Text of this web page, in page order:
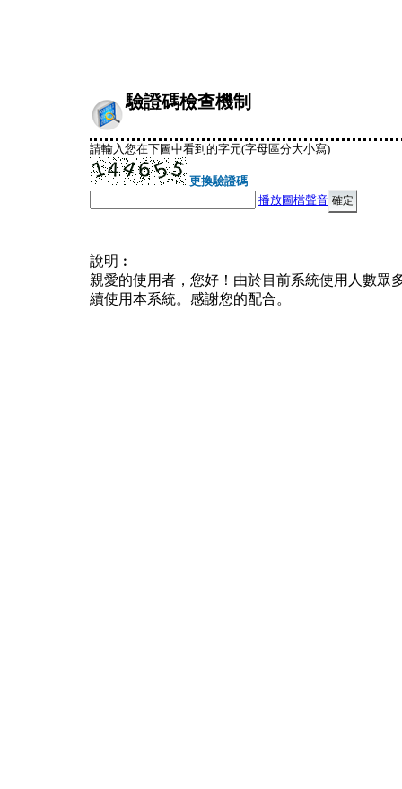
驗證碼檢查機制
請輸入您在下圖中看到的字元(字母區分大小寫)
更換驗證碼
播放圖檔聲音
說明︰
親愛的使用者，您好！由於目前系統使用人數眾
續使用本系統。感謝您的配合。